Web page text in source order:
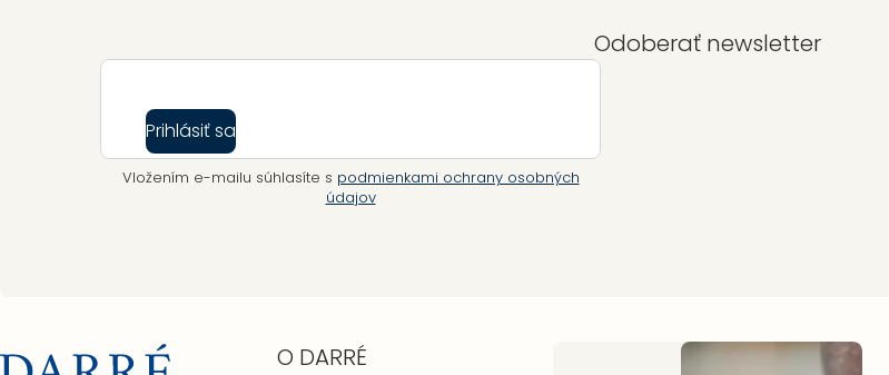
Odoberať newsletter
Prihlásiť sa
Vložením e-mailu súhlasíte s podmienkami ochrany osobných
údajov
O DARRÉ